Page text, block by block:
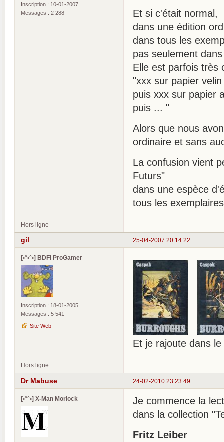
Inscription : 10-01-2007
Messages : 2 288
Et si c'était normal,
dans une édition
dans tous les
pas seulement
Elle est parfois très
"xxx sur papier
puis xxx sur papier
puis ... "
Alors que nous
ordinaire et sans
La confusion vient
Futurs"
dans une espèce
tous les
Hors ligne
25-04-2007 20:14:22
gil
[•°•°•] BDFI ProGamer
Inscription : 18-01-2005
Messages : 5 541
Site Web
Et je rajoute dans
Hors ligne
24-02-2010 23:23:49
Dr Mabuse
[•°°•] X-Man Morlock
Je commence la
dans la collection
Fritz Leiber